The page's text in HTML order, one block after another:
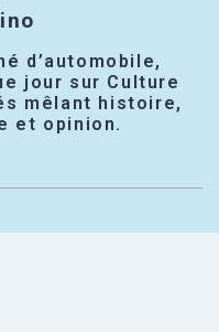
d’automobile,
jour sur Culture
mêlant histoire,
et opinion.